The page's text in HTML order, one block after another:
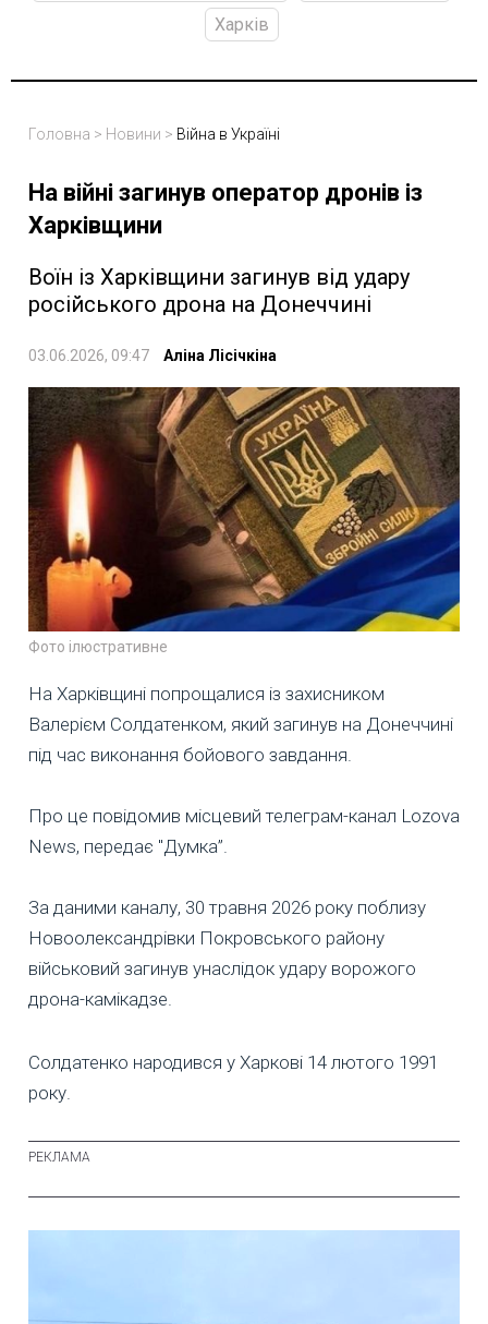
Харків
Головна > Новини > Війна в Україні
На війні загинув оператор дронів із
Харківщини
Воїн із Харківщини загинув від удару
російського дрона на Донеччині
03.06.2026, 09:47 Аліна Лісічкіна
Фото ілюстративне
На Харківщині попрощалися із захисником
Валерієм Солдатенком, який загинув на Донеччині
під час виконання бойового завдання.
Про це повідомив місцевий телеграм-канал Lozova
News, передає "Думка”.
За даними каналу, 30 травня 2026 року поблизу
Новоолександрівки Покровського району
військовий загинув унаслідок удару ворожого
дрона-камікадзе.
Солдатенко народився у Харкові 14 лютого 1991
року.